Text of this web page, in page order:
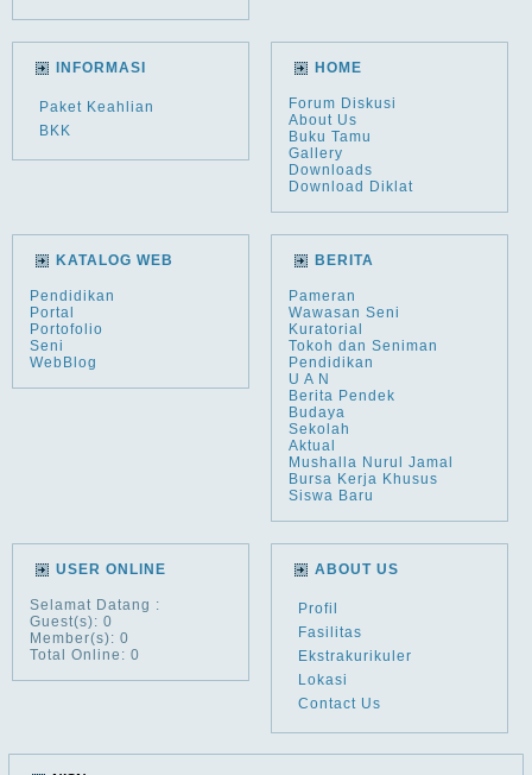
INFORMASI
Paket Keahlian
BKK
HOME
Forum Diskusi
About Us
Buku Tamu
Gallery
Downloads
Download Diklat
KATALOG WEB
Pendidikan
Portal
Portofolio
Seni
WebBlog
BERITA
Pameran
Wawasan Seni
Kuratorial
Tokoh dan Seniman
Pendidikan
U A N
Berita Pendek
Budaya
Sekolah
Aktual
Mushalla Nurul Jamal
Bursa Kerja Khusus
Siswa Baru
USER ONLINE
Selamat Datang :
Guest(s): 0
Member(s): 0
Total Online: 0
ABOUT US
Profil
Fasilitas
Ekstrakurikuler
Lokasi
Contact Us